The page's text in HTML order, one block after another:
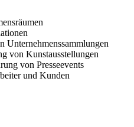
Unternehmenssammlungen
von Kunstausstellungen
von Presseevents
und Kunden